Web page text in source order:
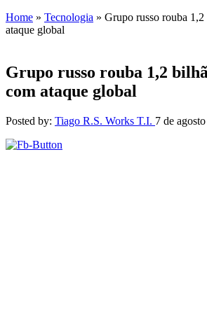
Home » Tecnologia » Grupo russo rouba
ataque global
Grupo russo rouba 1,2
com ataque global
Posted by: Tiago R.S. Works T.I. 7 de